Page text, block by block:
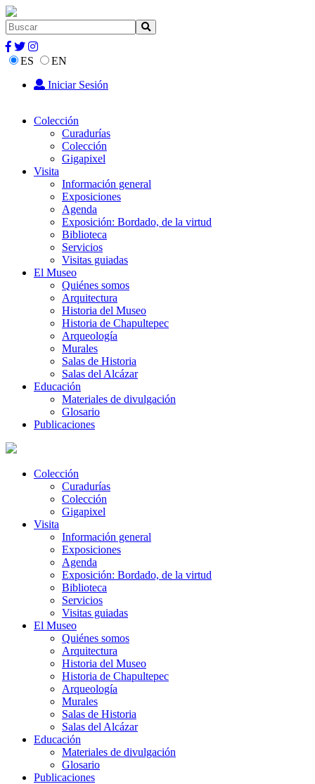
ES
EN
Iniciar Sesión
Colección
Curadurías
Colección
Gigapixel
Visita
Información general
Exposiciones
Agenda
Exposición: Bordado, de la virtud
Biblioteca
Servicios
Visitas guiadas
El Museo
Quiénes somos
Arquitectura
Historia del Museo
Historia de Chapultepec
Arqueología
Murales
Salas de Historia
Salas del Alcázar
Educación
Materiales de divulgación
Glosario
Publicaciones
Colección
Curadurías
Colección
Gigapixel
Visita
Información general
Exposiciones
Agenda
Exposición: Bordado, de la virtud
Biblioteca
Servicios
Visitas guiadas
El Museo
Quiénes somos
Arquitectura
Historia del Museo
Historia de Chapultepec
Arqueología
Murales
Salas de Historia
Salas del Alcázar
Educación
Materiales de divulgación
Glosario
Publicaciones